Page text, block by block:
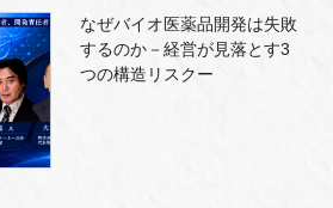
なぜバイオ医薬品開発は失敗
するのか－経営が見落とす3
つの構造リスクー